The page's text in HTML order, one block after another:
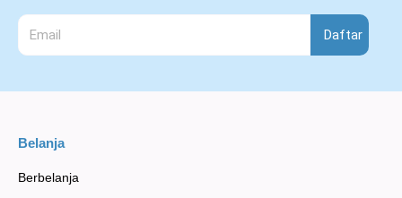
Daftar
Belanja
Berbelanja